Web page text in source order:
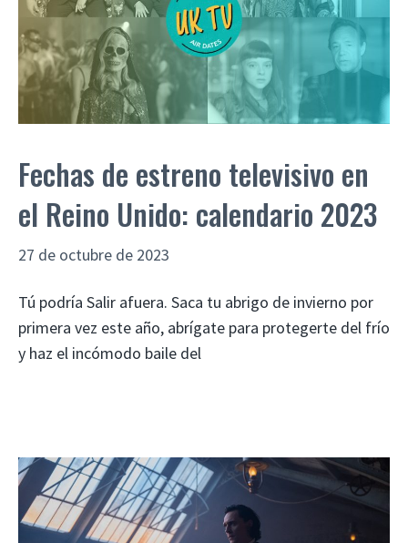
Fechas de estreno televisivo en
el Reino Unido: calendario 2023
27 de octubre de 2023
Tú podría Salir afuera. Saca tu abrigo de invierno por
primera vez este año, abrígate para protegerte del frío
y haz el incómodo baile del